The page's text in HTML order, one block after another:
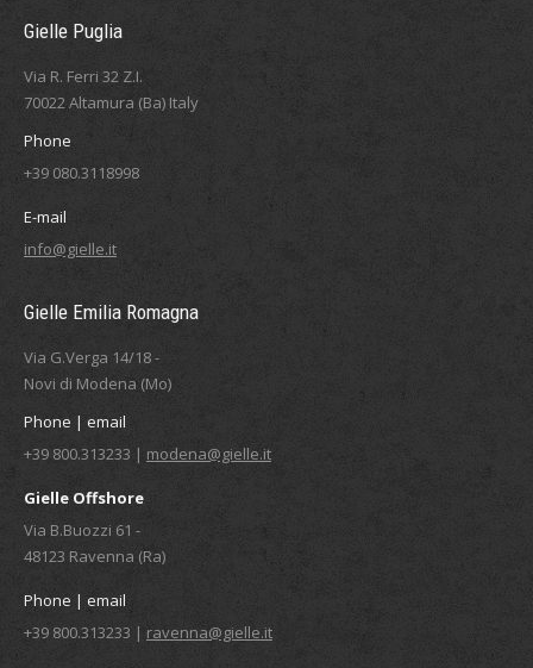
Gielle Puglia
Via R. Ferri 32 Z.I.
70022 Altamura (Ba) Italy
Phone
+39 080.3118998
E-mail
info@gielle.it
Gielle Emilia Romagna
Via G.Verga 14/18 -
Novi di Modena (Mo)
Phone | email
+39 800.313233 | modena@gielle.it
Gielle Offshore
Via B.Buozzi 61 -
48123 Ravenna (Ra)
Phone | email
+39 800.313233 | ravenna@gielle.it